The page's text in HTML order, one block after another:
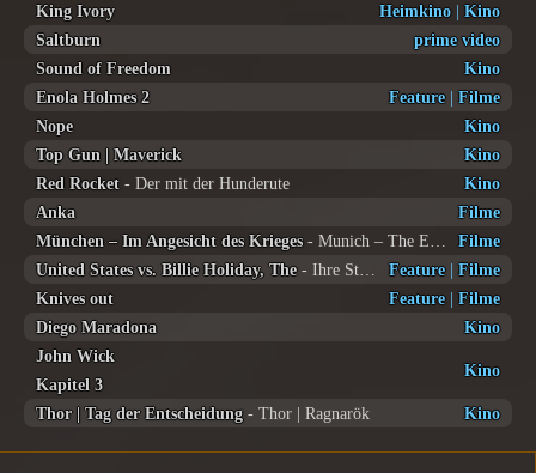
King Ivory Heimkino | Kino
Saltburn
prime video
Sound of Freedom
Kino
Enola Holmes 2
Feature| Filme
Nope
Kino
Top Gun | Maverick
Kino
Red Rocket - Der mit der Hunderute
Kino
Anka
Filme
München – Im Angesicht des Krieges
Filme
United States vs. Billie Holiday, The
Feature| Filme
Knives out
Feature| Filme
Diego Maradona
Kino
John Wick
Kapitel 3
Kino
Thor | Tag der Entscheidung - Thor | Ragnarök Kino